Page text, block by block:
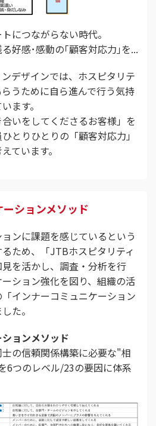
につながらない時代。
好感･感動の｢顧客対応力｣を...
デザインでは、ホスピタリテ
うために自ら進んで行う気持
ます。
合いをしてくださるお客様」を
とりひとりの「顧客対応力」
ています。
ションメソッド
ンに課題を感じているという
ため、「JTBホスピタリティ
を活かし、調査・分析を行
ション強化を図り、組織の活
インナーコミュニケーション
た。
ョンメソッド
の信頼関係構築に必要な"相
6つのレベル/23の要因に体系